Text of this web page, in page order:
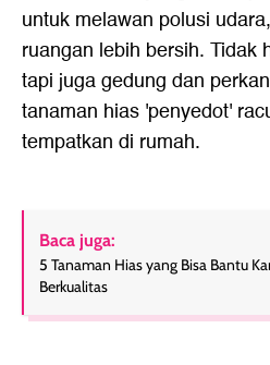
untuk melawan polusi
ruangan lebih bersih. Tidak
tapi juga gedung dan
tanaman hias 'penyedot'
tempatkan di rumah.
Baca juga:
5 Tanaman Hias yang Bisa Bantu
Berkualitas